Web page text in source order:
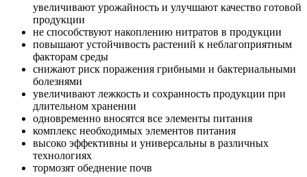
увеличивают урожайность и улучшают качество готовой
продукции
не способствуют накоплению нитратов в продукции
повышают устойчивость растений к неблагоприятным
факторам среды
снижают риск поражения грибными и бактериальными
болезнями
увеличивают лежкость и сохранность продукции при
длительном хранении
одновременно вносятся все элементы питания
комплекс необходимых элементов питания
высоко эффективны и универсальны в различных
технологиях
тормозят обеднение почв